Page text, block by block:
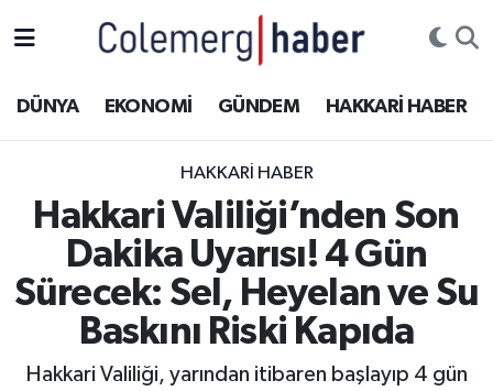
DÜNYA EKONOMİ GÜNDEM HAKKARİ HABER
HAKKARI HABER
Hakkari Valiliği’nden Son
Dakika Uyarısı! 4 Gün
Sürecek: Sel, Heyelan ve Su
Baskını Riski Kapıda
Hakkari Valiliği, yarından itibaren başlayıp 4 gün
ASAYİŞ
DOĞA
DÜNYA
EĞİTİM
Hakkâri Hava Durumu
Hakkari Namaz Vakitleri
Hakkâri Trafik Yoğunluk Haritası
Süper Lig Puan Durumu ve Fikstür
Tüm Manşetler